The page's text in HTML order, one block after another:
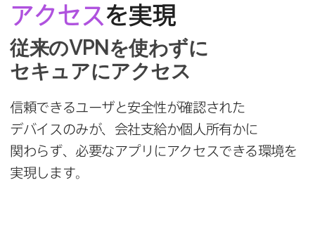
アクセス を​実現
従来のVPNを​使わずに​
セキュアに​アクセス
信頼できる​ユーザと​安全性が​確認された​
デバイスのみが、​会社支給か​個人所​有かに​
関わらず、​必要な​アプリに​アクセスできる​環境を​
実現します。